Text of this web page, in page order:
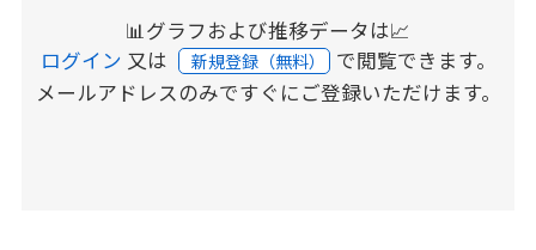
📊グラフおよび推移データは📈
ログイン 又は 新規登録（無料） で閲覧できます。
メールアドレスのみですぐにご登録いただけます。